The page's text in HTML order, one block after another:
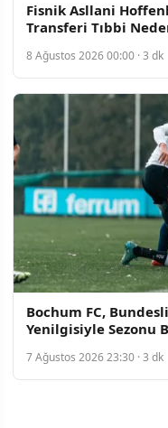
Fisnik Asllani
Transferi Tıbbi
8 Ağustos 2026 00:00 · 3 dk
Bochum FC,
Yenilgisiyle Sezonu
7 Ağustos 2026 23:30 · 3 dk